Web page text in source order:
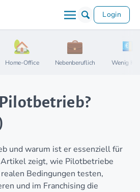
Login
Home-Office Nebenberuflich Wenig
und warum ist er essenziell für
zeigt, wie Pilotbetriebe
Bedingungen testen,
und im Franchising die